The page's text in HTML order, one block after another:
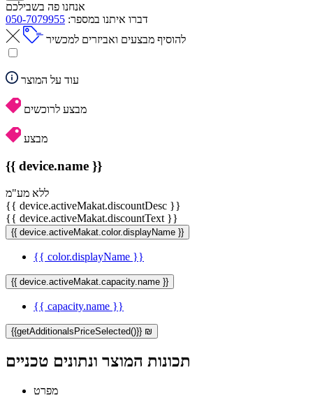
אנחנו פה בשבילכם
דברו איתנו במספר: 050-7079955
להוסיף מבצעים ואביזרים למכשיר
עוד על המוצר
מבצע לרוכשים
מבצע
{{ device.name }}
ללא מע"מ
{{ device.activeMakat.discountDesc }}
{{ device.activeMakat.discountText }}
{{ device.activeMakat.color.displayName }}
{{ color.displayName }}
{{ device.activeMakat.capacity.name }}
{{ capacity.name }}
{{getAdditionalsPriceSelected()}} ₪
תכונות המוצר ונתונים טכניים
מפרט